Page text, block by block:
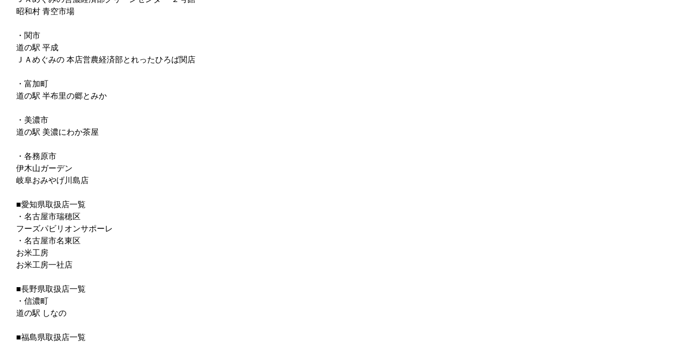
昭和村 青空市場
・関市
道の駅 平成
ＪＡめぐみの 本店営農経済部とれったひろば関店
・富加町
道の駅 半布里の郷とみか
・美濃市
道の駅 美濃にわか茶屋
・各務原市
伊木山ガーデン
岐阜おみやげ川島店
■愛知県取扱店一覧
・名古屋市瑞穂区
フーズパビリオンサポーレ
・名古屋市名東区
お米工房
お米工房一社店
■長野県取扱店一覧
・信濃町
道の駅 しなの
■福島県取扱店一覧